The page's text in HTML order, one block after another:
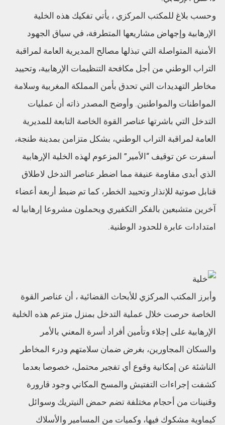
وحسب بلاغ للمكتب المركزي ، يأتي تفكيك هذه الخلية
الإرهابية وإجهاض مشاريعها المتطرفة، في سياق الجهود
الأمنية المتواصلة التي تبذلها مصالح المديرية العامة لمراقبة
التراب الوطني من أجل مكافحة التنظيمات الإرهابية، وتحييد
مخاطر التهديدات التي تحدق بأمن المملكة المغربية وسلامة
المواطنات والمواطنين. وأوضح المصدر ذاته أن عمليات
التدخل التي باشرتها عناصر القوة الخاصة التابعة للمديرية
العامة لمراقبة التراب الوطني، بشكل متزامن بمدينة طنجة،
أسفرت عن توقيف “الأمير” المزعوم لهذه الخلية الإرهابية
الذي أبدى مقاومة عنيفة مما اضطر عناصر التدخل لاطلاق
قنابل صوتية للإنذار وتحييد الخطر، كما تم ضبط أربعة أعضاء
آخرين متشبعين بالفكر التكفيري ويحملون مشروعا إرهابيا له
امتدادات عابرة للحدود الوطنية.
وأبرز المكتب المركزي للأبحاث القضائية ، أن عناصر القوة
الخاصة حرصت خلال عملية التدخل بمنزل متزعم هذه الخلية
الإرهابية على إجلاء وتأمين أفراد أسرة المعني بالأمر
والسكان المجاورين، بغرض ضمان سلامتهم ودرء المخاطر
الناشئة عن إمكانية وقوع أي تفجير محتمل، خصوصا بعدما
كشفت إجراءات التفتيش والمسح المكاني وجود قارورة
وقنينات من أحجام مختلفة تضم حمض النيتريك وسوائل
كيماوية مشكوك فيها، وكميات من المسامير والأسلاك